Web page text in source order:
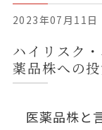
2023年07月11日
ハイリスク
薬品株への
医薬品株と